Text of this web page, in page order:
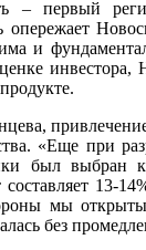
– первый
опережает
и
инвестора,
«Еще при
был выбран
13-
мы
без